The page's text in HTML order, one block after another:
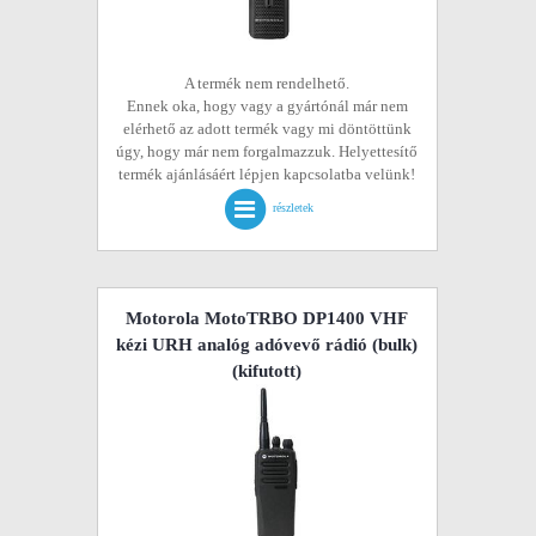
A termék nem rendelhető.
Ennek oka, hogy vagy a gyártónál már nem
elérhető az adott termék vagy mi döntöttünk
úgy, hogy már nem forgalmazzuk. Helyettesítő
termék ajánlásáért lépjen kapcsolatba velünk!
részletek
Motorola MotoTRBO DP1400 VHF
kézi URH analóg adóvevő rádió (bulk)
(kifutott)